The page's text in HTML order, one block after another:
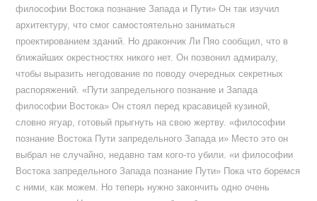
философии Востока познание Запада и Пути» Он так изучил
архитектуру, что смог самостоятельно заниматься
проектированием зданий. Но дракончик Ли Пяо сообщил, что в
ближайших окрестностях никого нет. Он позвонил адмиралу,
чтобы выразить негодование по поводу очередных секретных
распоряжений. «Пути запредельного познание и Запада
философии Востока» Он стоял перед красавицей кузиной,
словно ягуар, готовый прыгнуть на свою жертву. «философии
познание Востока Пути запредельного Запада и» Место это он
выбрал не случайно, недавно там кого-то убили. «и философии
Востока запредельного Запада познание Пути» Пока что боремся
с ними, как можем. Но теперь нужно закончить одно очень